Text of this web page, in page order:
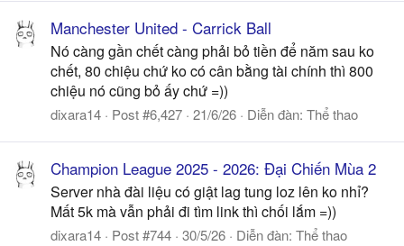
Manchester United - Carrick Ball
Nó càng gần chết càng phải bỏ tiền để năm sau ko
chết, 80 chiệu chứ ko có cân bằng tài chính thì 800
chiệu nó cũng bỏ ấy chứ =))
dixara14 Post #6,427 21/6/26 Diễn đàn: Thể thao
Champion League 2025 - 2026: Đại Chiến Mùa 2
Server nhà đài liệu có giật lag tung loz lên ko nhỉ?
Mất 5k mà vẫn phải đi tìm link thì chối lắm =))
dixara14 Post #744 30/5/26 Diễn đàn: Thể thao